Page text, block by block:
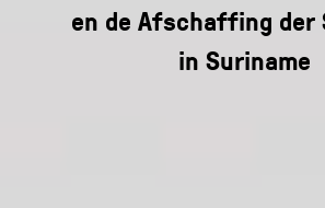
en de Afschaffing der
in Suriname